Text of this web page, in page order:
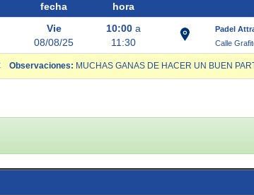
fecha hora
Vie
08/08/25
10:00a
11:30
Padel
Calle
Observaciones: MUCHAS GANAS DE HACER UN BUEN